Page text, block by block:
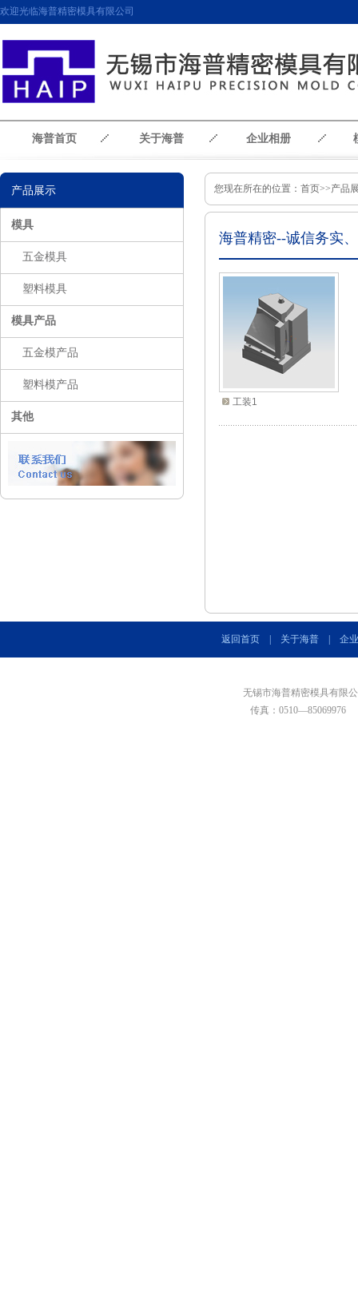
欢迎光临海普精密模具有限公司
海普首页 关于海普 企业相册
产品展示
模具
五金模具
塑料模具
模具产品
五金模产品
塑料模产品
其他
您现在所在的位置： 首页>>产品
海普精密--诚信务实
工装1
返回首页 关于海普 企
无锡市海普精密模具有
传真：